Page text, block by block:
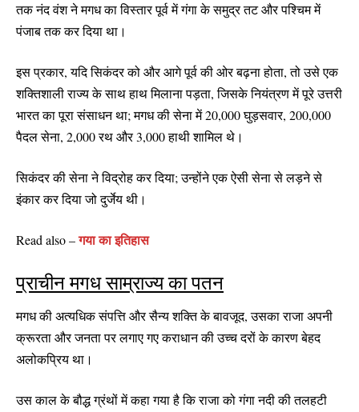
तक नंद वंश ने मगध का विस्तार पूर्व में गंगा के समुद्र तट और पश्चिम में
पंजाब तक कर दिया था।
इस प्रकार, यदि सिकंदर को और आगे पूर्व की ओर बढ़ना होता, तो उसे एक
शक्तिशाली राज्य के साथ हाथ मिलाना पड़ता, जिसके नियंत्रण में पूरे उत्तरी
भारत का पूरा संसाधन था; मगध की सेना में 20,000 घुड़सवार, 200,000
पैदल सेना, 2,000 रथ और 3,000 हाथी शामिल थे।
सिकंदर की सेना ने विद्रोह कर दिया; उन्होंने एक ऐसी सेना से लड़ने से
इंकार कर दिया जो दुर्जेय थी।
Read also –गया का इतिहास
प्राचीन मगध साम्राज्य का पतन
मगध की अत्यधिक संपत्ति और सैन्य शक्ति के बावजूद, उसका राजा अपनी
क्रूरता और जनता पर लगाए गए कराधान की उच्च दरों के कारण बेहद
अलोकप्रिय था।
उस काल के बौद्ध ग्रंथों में कहा गया है कि राजा को गंगा नदी की तलहटी